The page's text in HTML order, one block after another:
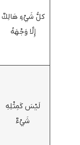
کلُّ شَيْءٍ هَالِكٌ
إِلَّا وَجْهَهُ
لَيْسَ كَمِثْلِهِ
شَيْ‌ءٌ